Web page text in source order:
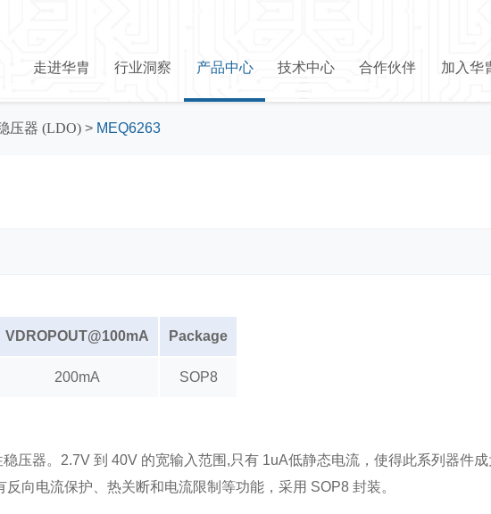
走进华胄 行业洞察 产品中心 技术中心 合作伙伴 加入华
压器 (LDO) > MEQ6263
VDROPOUT@100mA Package
200mA SOP8
压器。2.7V 到 40V 的宽输入范围,只有 1uA低静态电流，使得此系列器件
向电流保护、热关断和电流限制等功能，采用 SOP8 封装。